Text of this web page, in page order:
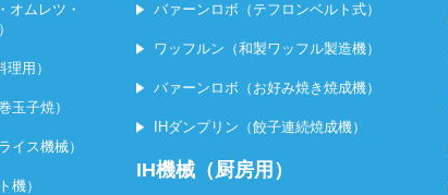
オムレツ・
用）
玉子焼）
イス機械）
機）
バァーンロボ（テフロンベルト式）
ワッフルン（和製ワッフル製造機）
バァーンロボ（お好み焼き焼成機）
IHダンプリン（餃子連続焼成機）
IH機械（厨房用）